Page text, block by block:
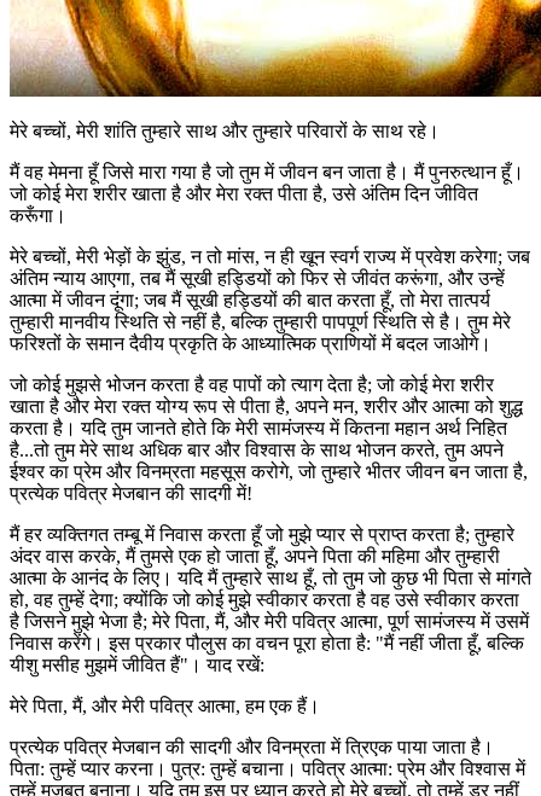
मेरे बच्चों, मेरी शांति तुम्हारे साथ और तुम्हारे परिवारों के साथ रहे।
मैं वह मेमना हूँ जिसे मारा गया है जो तुम में जीवन बन जाता है। मैं पुनरुत्थान हूँ।
जो कोई मेरा शरीर खाता है और मेरा रक्त पीता है, उसे अंतिम दिन जीवित
करूँगा।
मेरे बच्चों, मेरी भेड़ों के झुंड, न तो मांस, न ही खून स्वर्ग राज्य में प्रवेश करेगा; जब
अंतिम न्याय आएगा, तब मैं सूखी हड्डियों को फिर से जीवंत करूंगा, और उन्हें
आत्मा में जीवन दूंगा; जब मैं सूखी हड्डियों की बात करता हूँ, तो मेरा तात्पर्य
तुम्हारी मानवीय स्थिति से नहीं है, बल्कि तुम्हारी पापपूर्ण स्थिति से है। तुम मेरे
फरिश्तों के समान दैवीय प्रकृति के आध्यात्मिक प्राणियों में बदल जाओगे।
जो कोई मुझसे भोजन करता है वह पापों को त्याग देता है; जो कोई मेरा शरीर
खाता है और मेरा रक्त योग्य रूप से पीता है, अपने मन, शरीर और आत्मा को शुद्ध
करता है। यदि तुम जानते होते कि मेरी सामंजस्य में कितना महान अर्थ निहित
है...तो तुम मेरे साथ अधिक बार और विश्वास के साथ भोजन करते, तुम अपने
ईश्वर का प्रेम और विनम्रता महसूस करोगे, जो तुम्हारे भीतर जीवन बन जाता है,
प्रत्येक पवित्र मेजबान की सादगी में!
मैं हर व्यक्तिगत तम्बू में निवास करता हूँ जो मुझे प्यार से प्राप्त करता है; तुम्हारे
अंदर वास करके, मैं तुमसे एक हो जाता हूँ, अपने पिता की महिमा और तुम्हारी
आत्मा के आनंद के लिए। यदि मैं तुम्हारे साथ हूँ, तो तुम जो कुछ भी पिता से मांगते
हो, वह तुम्हें देगा; क्योंकि जो कोई मुझे स्वीकार करता है वह उसे स्वीकार करता
है जिसने मुझे भेजा है; मेरे पिता, मैं, और मेरी पवित्र आत्मा, पूर्ण सामंजस्य में उसमें
निवास करेंगे। इस प्रकार पौलुस का वचन पूरा होता है: "मैं नहीं जीता हूँ, बल्कि
यीशु मसीह मुझमें जीवित हैं"। याद रखें:
मेरे पिता, मैं, और मेरी पवित्र आत्मा, हम एक हैं।
प्रत्येक पवित्र मेजबान की सादगी और विनम्रता में त्रिएक पाया जाता है।
पिता: तुम्हें प्यार करना। पुत्र: तुम्हें बचाना। पवित्र आत्मा: प्रेम और विश्वास में
तुम्हें मजबूत बनाना। यदि तुम इस पर ध्यान करते हो मेरे बच्चों, तो तुम्हें डर नहीं